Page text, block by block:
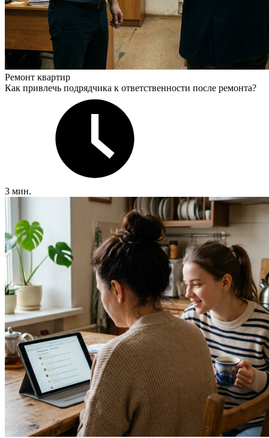
Ремонт квартир
Как привлечь подрядчика к ответственности после ремонта?
3 мин.